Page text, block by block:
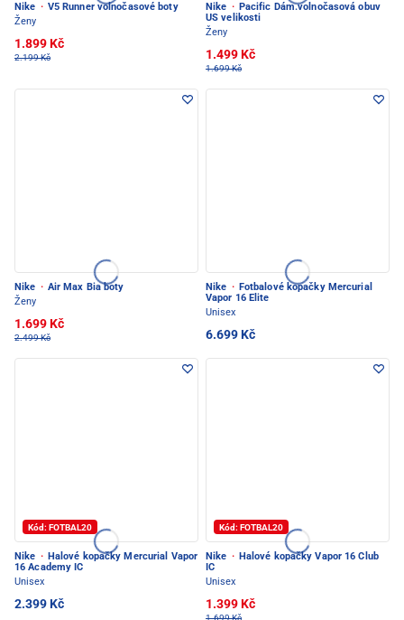
Nike · V5 Runner volnočasové boty
Ženy
1.899 Kč
2.199 Kč
Nike · Pacific Dám.volnočasová obuv
US velikosti
Ženy
1.499 Kč
1.699 Kč
Nike · Air Max Bia boty
Ženy
1.699 Kč
2.499 Kč
Nike · Fotbalové kopačky Mercurial
Vapor 16 Elite
Unisex
6.699 Kč
Kód: FOTBAL20
Nike · Halové kopačky Mercurial Vapor
16 Academy IC
Unisex
2.399 Kč
Kód: FOTBAL20
Nike · Halové kopačky Vapor 16 Club
IC
Unisex
1.399 Kč
1.699 Kč